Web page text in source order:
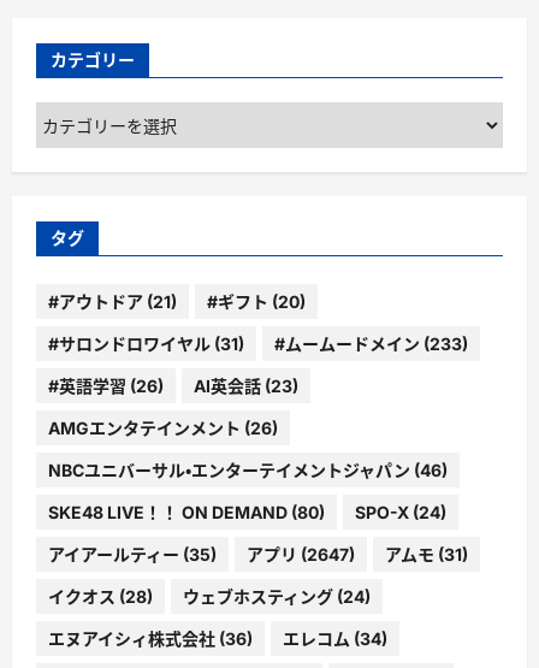
カテゴリー
カ
テ
ゴ
ー
タグ
#アウトドア (21) #ギフト (20)
#サロンドロワイヤル (31) #ムームードメイン (233)
#英語学習 (26) AI英会話 (23)
AMGエンタテインメント (26)
NBCユニバーサル・エンターテイメントジャパン (46)
SKE48 LIVE！！ ON DEMAND (80) SPO-X (24)
アイアールティー (35) アプリ (2647) アムモ (31)
イクオス (28) ウェブホスティング (24)
エヌアイシィ株式会社 (36) エレコム (34)